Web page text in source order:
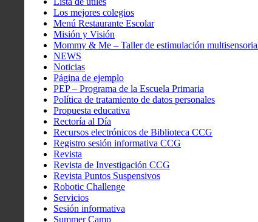
Los mejores colegios
Menú Restaurante Escolar
Misión y Visión
Mommy & Me – Taller de estimulación
NEWS
Noticias
Página de ejemplo
PEP – Programa de la Escuela Primaria
Política de tratamiento de datos personales
Propuesta educativa
Rectoría al Día
Recursos electrónicos de Biblioteca CCG
Registro sesión informativa CCG
Revista
Revista de Investigación CCG
Revista Puntos Suspensivos
Robotic Challenge
Servicios
Sesión informativa
Summer Camp